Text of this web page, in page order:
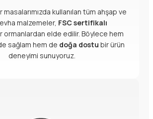
kullanılan tüm ahşap ve
malzemeler, FSC sertifikalı
ormanlardan elde edilir. Böylece hem
sağlam hem de doğa dostu bir ürün
deneyimi sunuyoruz.